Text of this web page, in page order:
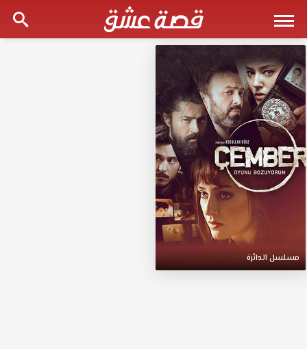
مسلسل الدائرة